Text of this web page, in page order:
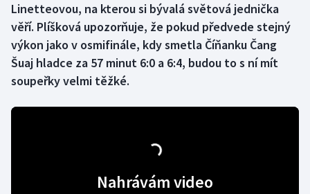
Dostihy
Florbal
Futsal
Linetteovou, na kterou si bývalá světová jednička
věří. Plíšková upozorňuje, že pokud předvede stejný
výkon jako v osmifinále, kdy smetla Číňanku Čang
Šuaj hladce za 57 minut 6:0 a 6:4, budou to s ní mít
soupeřky velmi těžké.
Nahrávám video